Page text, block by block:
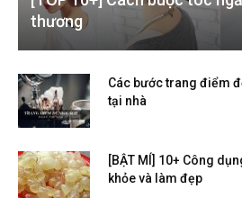
thương
Các bước trang điểm
tại nhà
[BẬT MÍ] 10+ Công
khỏe và làm đẹp